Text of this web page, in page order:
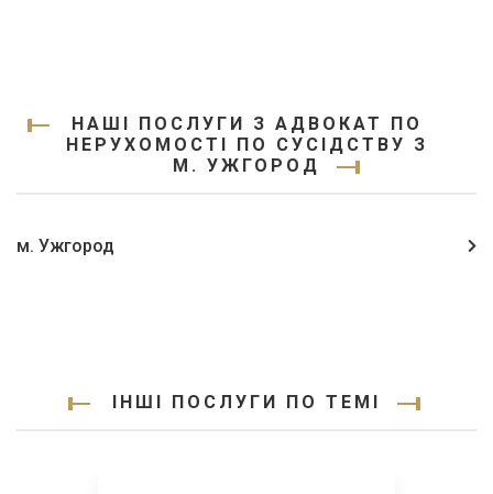
НАШІ ПОСЛУГИ З АДВОКАТ ПО
НЕРУХОМОСТІ ПО СУСІДСТВУ З
М. УЖГОРОД
м. Ужгород
ІНШІ ПОСЛУГИ ПО ТЕМІ